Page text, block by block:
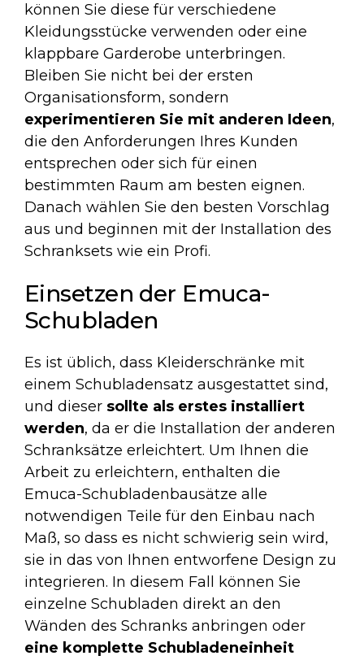
können Sie diese für verschiedene
Kleidungsstücke verwenden oder eine
klappbare Garderobe unterbringen.
Bleiben Sie nicht bei der ersten
Organisationsform, sondern
experimentieren Sie mit anderen Ideen,
die den Anforderungen Ihres Kunden
entsprechen oder sich für einen
bestimmten Raum am besten eignen.
Danach wählen Sie den besten Vorschlag
aus und beginnen mit der Installation des
Schranksets wie ein Profi.
Einsetzen der Emuca-
Schubladen
Es ist üblich, dass Kleiderschränke mit
einem Schubladensatz ausgestattet sind,
und dieser sollte als erstes installiert
werden, da er die Installation der anderen
Schranksätze erleichtert. Um Ihnen die
Arbeit zu erleichtern, enthalten die
Emuca-Schubladenbausätze alle
notwendigen Teile für den Einbau nach
Maß, so dass es nicht schwierig sein wird,
sie in das von Ihnen entworfene Design zu
integrieren. In diesem Fall können Sie
einzelne Schubladen direkt an den
Wänden des Schranks anbringen oder
eine komplette Schubladeneinheit